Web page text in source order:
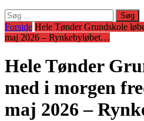
Søg
efter:
Forside Hele Tønder Grundskole
maj 2026 – Rynkebyløbet…
Hele Tønder
med i morgen
maj 2026 –